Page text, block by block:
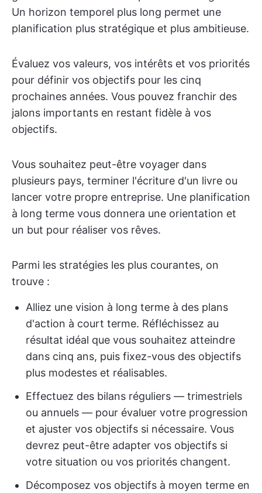
Un horizon temporel plus long permet une
planification plus stratégique et plus ambitieuse.
Évaluez vos valeurs, vos intérêts et vos priorités
pour définir vos objectifs pour les cinq
prochaines années. Vous pouvez franchir des
jalons importants en restant fidèle à vos
objectifs.
Vous souhaitez peut-être voyager dans
plusieurs pays, terminer l'écriture d'un livre ou
lancer votre propre entreprise. Une planification
à long terme vous donnera une orientation et
un but pour réaliser vos rêves.
Parmi les stratégies les plus courantes, on
trouve :
Alliez une vision à long terme à des plans
d'action à court terme. Réfléchissez au
résultat idéal que vous souhaitez atteindre
dans cinq ans, puis fixez-vous des objectifs
plus modestes et réalisables.
Effectuez des bilans réguliers — trimestriels
ou annuels — pour évaluer votre progression
et ajuster vos objectifs si nécessaire. Vous
devrez peut-être adapter vos objectifs si
votre situation ou vos priorités changent.
Décomposez vos objectifs à moyen terme en